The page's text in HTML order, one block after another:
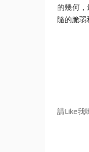
的幾何，
隨的脆弱
請Like我